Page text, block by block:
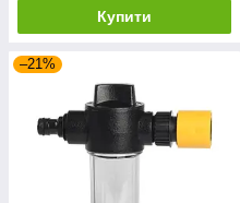
Купити
–21%